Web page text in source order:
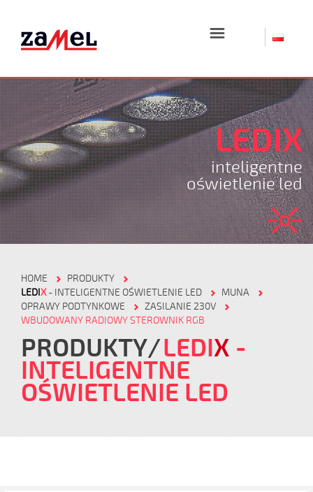
☰
LEDIX
inteligentne
oświetlenie led
HOME
PRODUKTY
LEDIX- INTELIGENTNE OŚWIETLENIE LED
MUNA
OPRAWY PODTYNKOWE
ZASILANIE 230V
WBUDOWANY RADIOWY STEROWNIK RGB
PRODUKTY LEDIX -
INTELIGENTNE
OŚWIETLENIE LED